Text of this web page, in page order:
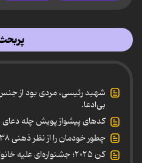
شهید رئیسی، مردی بود از
بی‌ادعا.
کدهای پیشواز پویش چله
چطور خودمان را از نظر ذهنی ۳۸ برابر قوی‌تر کنیم؟
کن ۲۰۲۵؛ جشنواره‌ای علیه خانواده